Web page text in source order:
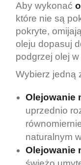
Aby wykonać
które nie są
pokryte,
oleju dopasuj
podgrzej olej w
Wybierz jedną
Olejowanie
uprzednio
naturalnym
Olejowanie